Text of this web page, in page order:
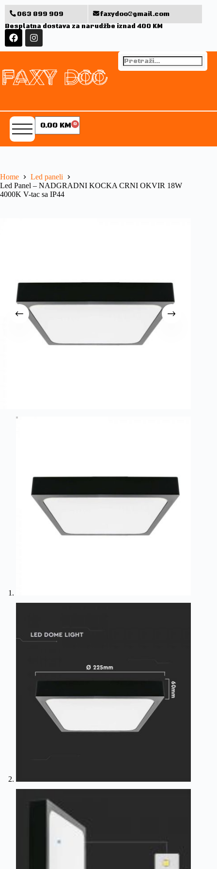
063 899 909
faxydoo@gmail.com
Besplatna dostava za narudžbe iznad 400 KM
0.00 KM 0
Home
Led paneli
Led Panel – NADGRADNI KOCKA CRNI OKVIR 18W
4000K V-tac sa IP44